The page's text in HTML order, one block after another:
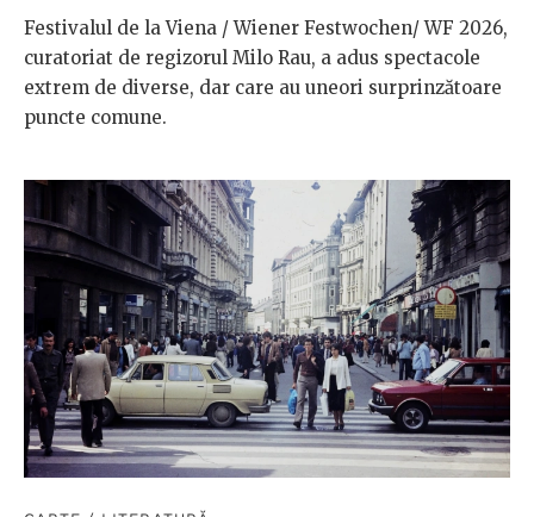
Festivalul de la Viena / Wiener Festwochen/ WF 2026,
curatoriat de regizorul Milo Rau, a adus spectacole
extrem de diverse, dar care au uneori surprinzătoare
puncte comune.